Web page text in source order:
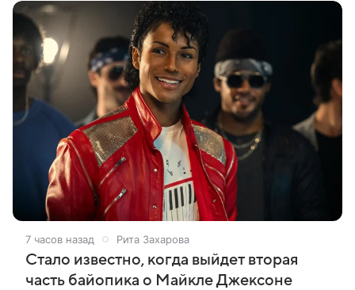
7 часов назад Рита Захарова
Стало известно, когда выйдет вторая
часть байопика о Майкле Джексоне